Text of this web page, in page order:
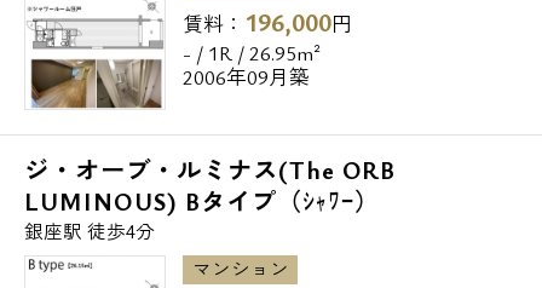
賃料： 196,000円
- / 1R / 26.95m²
2006年09月築
ジ・オーブ・ルミナス(The ORB
LUMINOUS) Bタイプ（ｼｬﾜｰ）
銀座駅 徒歩4分
マンション